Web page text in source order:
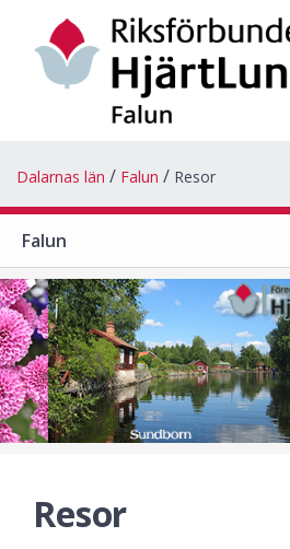
Dalarnas län Falun Resor
Falun
Resor